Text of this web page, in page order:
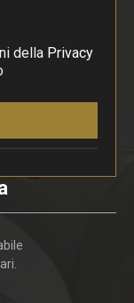
della Privacy